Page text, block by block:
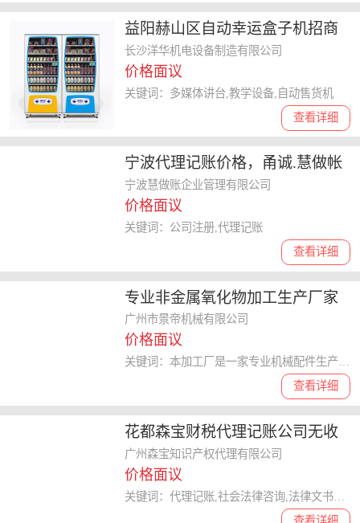
益阳赫山区自动幸运盒子机招商
制造惊喜和幸运欢迎咨询
长沙洋华机电设备制造有限公司
价格面议
查看详细
关键词：多媒体讲台,教学设备,自动售货机
宁波代理记账价格，甬诚.慧做帐
严格保护企业信息欢迎进一步了
解
宁波慧做账企业管理有限公司
价格面议
查看详细
关键词：公司注册,代理记账
专业非金属氧化物加工生产厂家
欢迎随时拨打业务专线咨询
广州市景帝机械有限公司
价格面议
查看详细
关键词：本加工厂是一家专业机械配件生产厂家
花都森宝财税代理记账公司无收
费价格合理透明
广州森宝知识产权代理有限公司
价格面议
查看详细